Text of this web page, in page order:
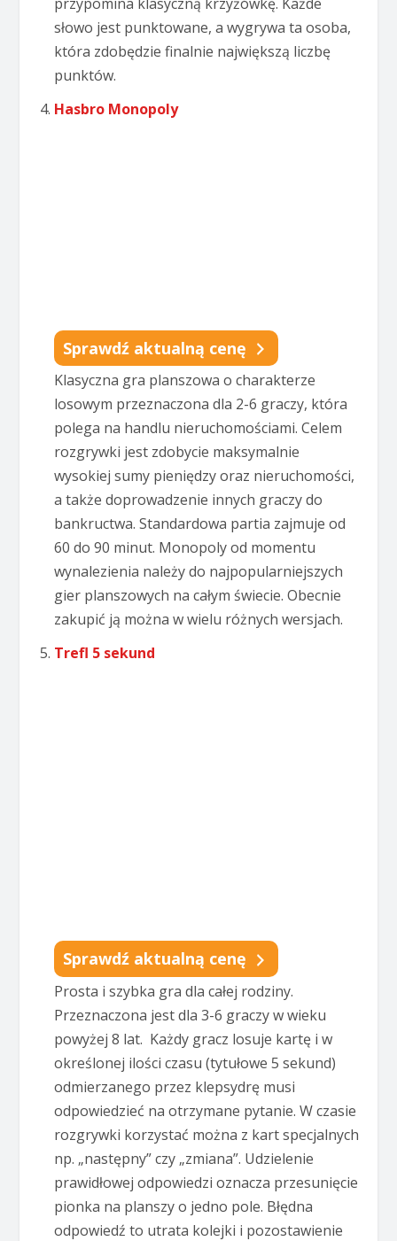
słowo jest punktowane, a wygrywa ta osoba,
która zdobędzie finalnie największą liczbę
punktów.
Hasbro Monopoly
Sprawdź aktualną cenę
Klasyczna gra planszowa o charakterze
losowym przeznaczona dla 2-6 graczy, która
polega na handlu nieruchomościami. Celem
rozgrywki jest zdobycie maksymalnie
wysokiej sumy pieniędzy oraz nieruchomości,
a także doprowadzenie innych graczy do
bankructwa. Standardowa partia zajmuje od
60 do 90 minut. Monopoly od momentu
wynalezienia należy do najpopularniejszych
gier planszowych na całym świecie. Obecnie
zakupić ją można w wielu różnych wersjach.
Trefl 5 sekund
Sprawdź aktualną cenę
Prosta i szybka gra dla całej rodziny.
Przeznaczona jest dla 3-6 graczy w wieku
powyżej 8 lat. Każdy gracz losuje kartę i w
określonej ilości czasu (tytułowe 5 sekund)
odmierzanego przez klepsydrę musi
odpowiedzieć na otrzymane pytanie. W czasie
rozgrywki korzystać można z kart specjalnych
np. „następny” czy „zmiana”. Udzielenie
prawidłowej odpowiedzi oznacza przesunięcie
pionka na planszy o jedno pole. Błędna
odpowiedź to utrata kolejki i pozostawienie